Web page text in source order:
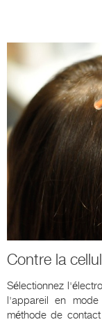
Contre la
Sélectionnez
l'appareil en
méthode de